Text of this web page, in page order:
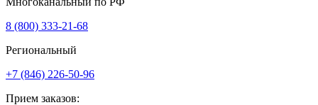
8 (800) 333‑21-68
Региональный
+7 (846) 226-50-96
Прием заказов: